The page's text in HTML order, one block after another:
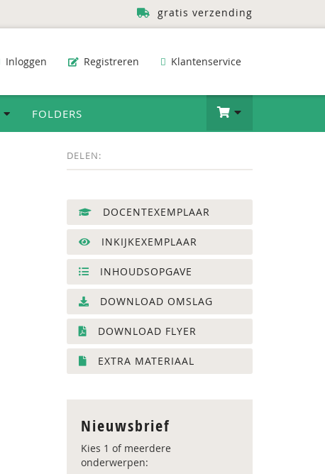
gratis verzending
Inloggen Registreren Klantenservice
FOLDERS
DELEN:
DOCENTEXEMPLAAR
INKIJKEXEMPLAAR
INHOUDSOPGAVE
DOWNLOAD OMSLAG
DOWNLOAD FLYER
EXTRA MATERIAAL
Nieuwsbrief
Kies 1 of meerdere
onderwerpen: